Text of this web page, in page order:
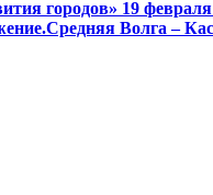
городов» 19
Волга –